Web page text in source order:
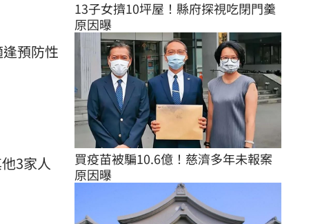
預防性
3家人
13子女擠10坪屋！縣府探視吃閉門羹
原因曝
買疫苗被騙10.6億！慈濟多年未報案
原因曝